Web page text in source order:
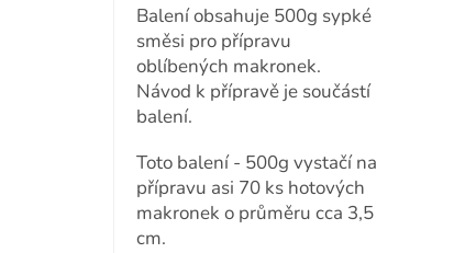
Balení obsahuje 500g sypké
směsi pro přípravu
oblíbených makronek.
Návod k přípravě je součástí
balení.
Toto balení - 500g vystačí na
přípravu asi 70 ks hotových
makronek o průměru cca 3,5
cm.